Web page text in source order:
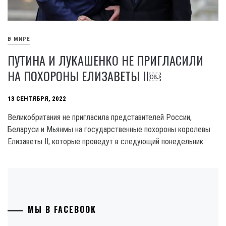
В МИРЕ
ПУТИНА И ЛУКАШЕНКО НЕ ПРИГЛАСИЛИ
НА ПОХОРОНЫ ЕЛИЗАВЕТЫ II￼
13 СЕНТЯБРЯ, 2022
Великобритания не пригласила представителей России,
Беларуси и Мьянмы на государственные похороны королевы
Елизаветы II, которые проведут в следующий понедельник.
МЫ В FACEBOOK